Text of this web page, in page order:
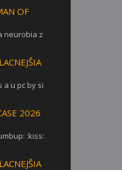
OF
neurobia z
a u pc by si
2026
:kiss: